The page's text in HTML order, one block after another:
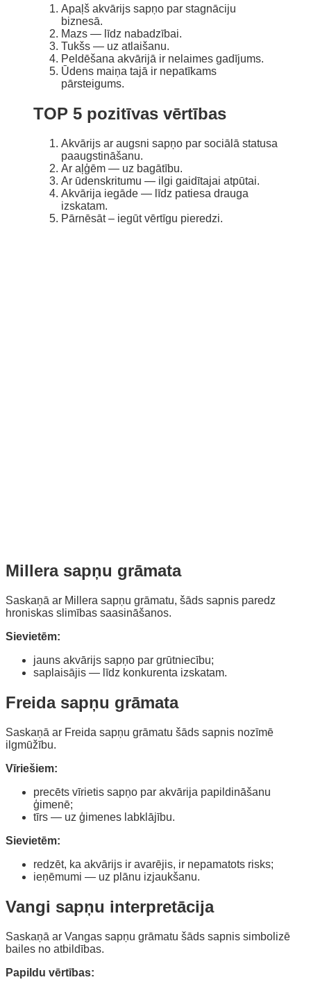
Apaļš akvārijs sapņo par stagnāciju
biznesā.
Mazs — līdz nabadzībai.
Tukšs — uz atlaišanu.
Peldēšana akvārijā ir nelaimes gadījums.
Ūdens maiņa tajā ir nepatīkams
pārsteigums.
TOP 5 pozitīvas vērtības
Akvārijs ar augsni sapņo par sociālā statusa
paaugstināšanu.
Ar aļģēm — uz bagātību.
Ar ūdenskritumu — ilgi gaidītajai atpūtai.
Akvārija iegāde — līdz patiesa drauga
izskatam.
Pārnēsāt – iegūt vērtīgu pieredzi.
Millera sapņu grāmata
Saskaņā ar Millera sapņu grāmatu, šāds sapnis paredz
hroniskas slimības saasināšanos.
Sievietēm:
jauns akvārijs sapņo par grūtniecību;
saplaisājis — līdz konkurenta izskatam.
Freida sapņu grāmata
Saskaņā ar Freida sapņu grāmatu šāds sapnis nozīmē
ilgmūžību.
Vīriešiem:
precēts vīrietis sapņo par akvārija papildināšanu
ģimenē;
tīrs — uz ģimenes labklājību.
Sievietēm:
redzēt, ka akvārijs ir avarējis, ir nepamatots risks;
ieņēmumi — uz plānu izjaukšanu.
Vangi sapņu interpretācija
Saskaņā ar Vangas sapņu grāmatu šāds sapnis simbolizē
bailes no atbildības.
Papildu vērtības: